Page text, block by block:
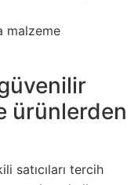
malzeme
ürünlerden
satıcıları tercih